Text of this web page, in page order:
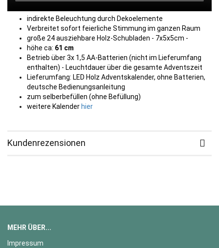
indirekte Beleuchtung durch Dekoelemente
Verbreitet sofort feierliche Stimmung im ganzen Raum
große 24 ausziehbare Holz-Schubladen - 7x5x5cm -
höhe ca: 61 cm
Betrieb über 3x 1,5 AA-Batterien (nicht im Lieferumfang
enthalten) - Leuchtdauer über die gesamte Adventszeit
Lieferumfang: LED Holz Adventskalender, ohne Batterien,
deutsche Bedienungsanleitung
zum selberbefüllen (ohne Befüllung)
weitere Kalender hier
Kundenrezensionen
MEHR ÜBER...
Impressum